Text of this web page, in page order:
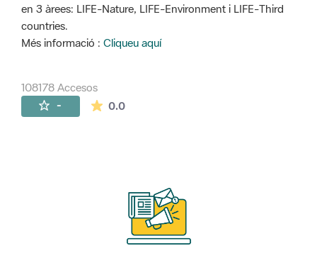
en 3 àrees: LIFE-Nature, LIFE-Environment i LIFE-Third
countries.
Més informació : Cliqueu aquí
108178 Accesos
- 0.0La valoración media es de 0 estrellas de